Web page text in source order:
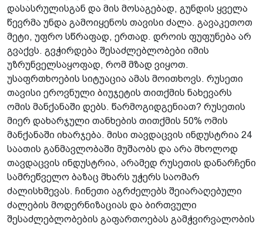
დასასრულისგან და მის მოსაგებად, გუნდის ყველა
წევრმა უნდა გამოიყენოს თავისი ძალა. გავაკეთოთ
მეტი, უფრო სწრაფად, ერთად. დროის ფუფუნება არ
გვაქვს. გვჭირდება შესაძლებლობები იმის
უზრუნველსაყოფად, რომ მზად ვიყოთ.
უსაფრთხოების სიტუაცია ამას მოითხოვს. რუსეთი
თავისი ეროვნული ბიუჯეტის თითქმის ნახევარს
ომის მანქანაში დებს. წარმოგიდგენიათ? რუსეთის
მიერ დახარჯული თანხების თითქმის 50% ომის
მანქანაში იხარჯება. მისი თავდაცვის ინდუსტრია 24
საათის განმავლობაში მუშაობს და არა მხოლოდ
თავდაცვის ინდუსტრია, არამედ რუსეთის დანარჩენი
სამრეწველო ბაზაც მხარს უჭერს საომარ
ძალისხმევას. ჩინეთი აგრძელებს შეიარაღებული
ძალების მოდერნიზაციას და ბირთვული
შესაძლებლობების გაფართოებას გამჭვირვალობის